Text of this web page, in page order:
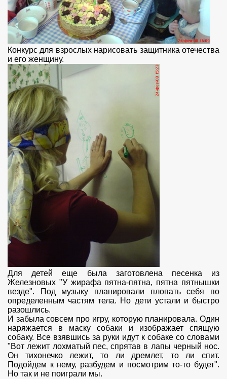
Конкурс для взрослых нарисовать защитника отечества
и его женщину.
Для детей еще была заготовлена песенка из
Железновых "У жирафа пятна-пятна, пятна пятнышки
везде". Под музыку планировали плопать себя по
определенным частям тела. Но дети устали и быстро
разошлись.
И забыла совсем про игру, которую планировала. Один
наряжается в маску собаки и изображает спящую
собаку. Все взявшись за руки идут к собаке со словами
"Вот лежит лохматый пес, спрятав в лапы черный нос.
Он тихонечко лежит, то ли дремлет, то ли спит.
Подойдем к нему, разбудем и посмотрим то-то будет".
Но так и не поиграли мы.